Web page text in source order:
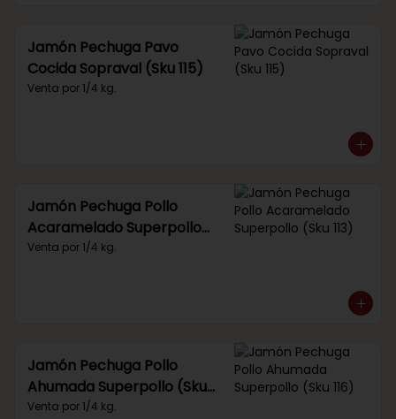
Jamón Pechuga Pavo
Cocida Sopraval (Sku 115)
Venta por 1/4 kg.
Jamón Pechuga Pollo
Acaramelado Superpollo
(Sku 113)
Venta por 1/4 kg.
Jamón Pechuga Pollo
Ahumada Superpollo (Sku
116)
Venta por 1/4 kg.